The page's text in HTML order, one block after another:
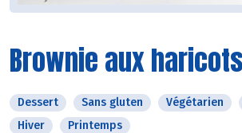
Brownie aux
Dessert Sans gluten Végétarien
Hiver
Printemps